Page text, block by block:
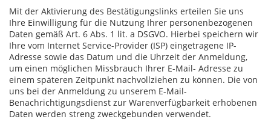
Mit der Aktivierung des Bestätigungslinks erteilen Sie uns
Ihre Einwilligung für die Nutzung Ihrer personenbezogenen
Daten gemäß Art. 6 Abs. 1 lit. a DSGVO. Hierbei speichern wir
Ihre vom Internet Service-Provider (ISP) eingetragene IP-
Adresse sowie das Datum und die Uhrzeit der Anmeldung,
um einen möglichen Missbrauch Ihrer E-Mail- Adresse zu
einem späteren Zeitpunkt nachvollziehen zu können. Die von
uns bei der Anmeldung zu unserem E-Mail-
Benachrichtigungsdienst zur Warenverfügbarkeit erhobenen
Daten werden streng zweckgebunden verwendet.